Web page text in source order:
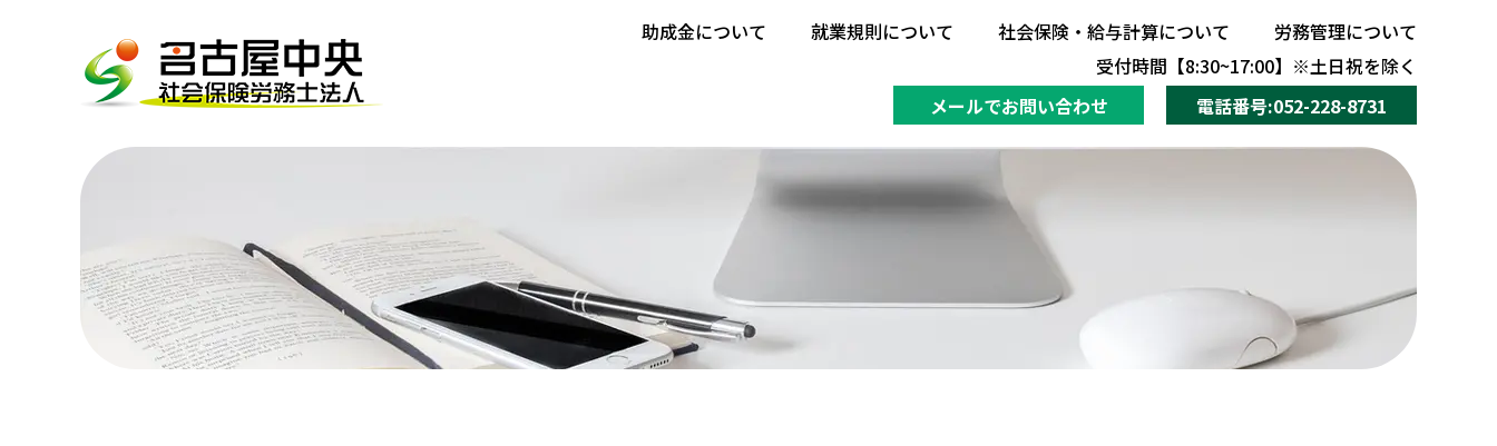
助成金について 就業規則について 社会保険・給与計算について
労務管理について
受付時間【8:30~17:00】※土日祝を除く
メールでお問い合わせ
電話番号:052-228-8731
社会保険・給与計算について 労務管理について